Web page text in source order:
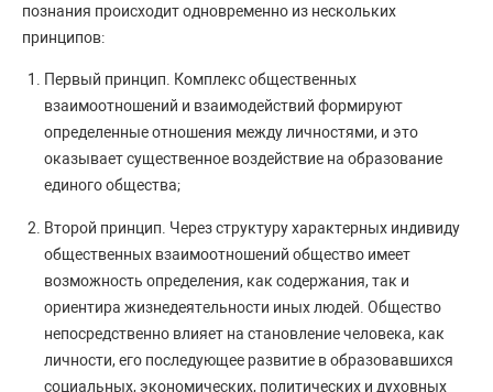
познания происходит одновременно из нескольких
принципов:
Первый принцип. Комплекс общественных
взаимоотношений и взаимодействий формируют
определенные отношения между личностями, и это
оказывает существенное воздействие на образование
единого общества;
Второй принцип. Через структуру характерных индивиду
общественных взаимоотношений общество имеет
возможность определения, как содержания, так и
ориентира жизнедеятельности иных людей. Общество
непосредственно влияет на становление человека, как
личности, его последующее развитие в образовавшихся
социальных, экономических, политических и духовных